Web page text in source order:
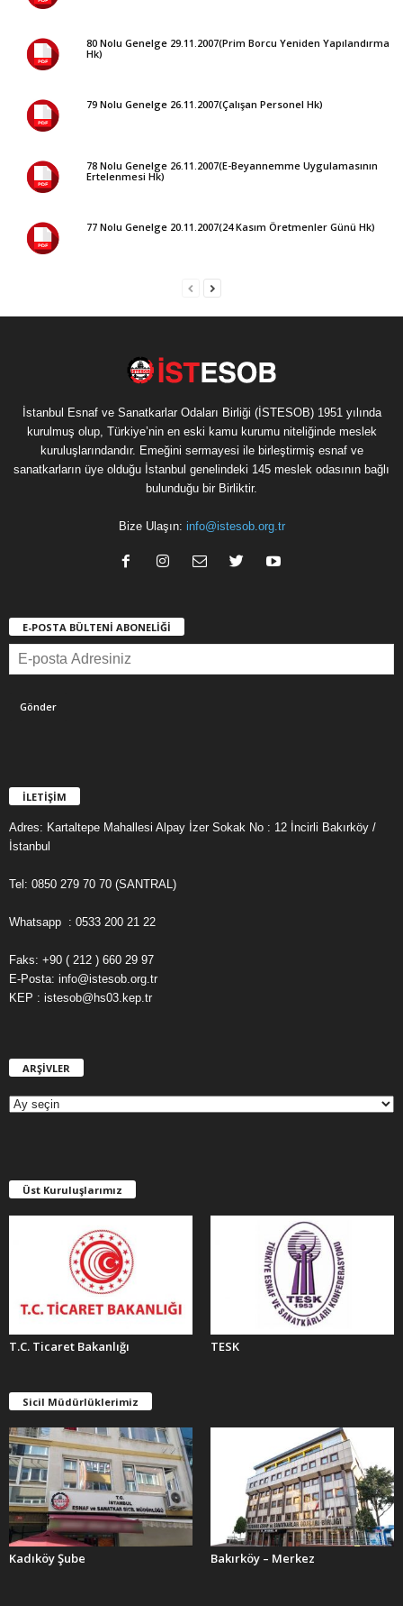
80 Nolu Genelge 29.11.2007(Prim Borcu Yeniden Yapılandırma
Hk)
79 Nolu Genelge 26.11.2007(Çalışan Personel Hk)
78 Nolu Genelge 26.11.2007(E-Beyannemme Uygulamasının
Ertelenmesi Hk)
77 Nolu Genelge 20.11.2007(24 Kasım Öretmenler Günü Hk)
İstanbul Esnaf ve Sanatkarlar Odaları Birliği (İSTESOB) 1951 yılında
kurulmuş olup, Türkiye’nin en eski kamu kurumu niteliğinde meslek
kuruluşlarındandır. Emeğini sermayesi ile birleştirmiş esnaf ve
sanatkarların üye olduğu İstanbul genelindeki 145 meslek odasının bağlı
bulunduğu bir Birliktir.
Bize Ulaşın: info@istesob.org.tr
E-POSTA BÜLTENİ ABONELİĞİ
İLETİŞİM
Adres: Kartaltepe Mahallesi Alpay İzer Sokak No : 12 İncirli Bakırköy /
İstanbul
Tel: 0850 279 70 70 (SANTRAL)
Whatsapp : 0533 200 21 22
Faks: +90 ( 212 ) 660 29 97
E-Posta: info@istesob.org.tr
KEP : istesob@hs03.kep.tr
ARŞİVLER
E
R
Üst Kuruluşlarımız
T.C. Ticaret Bakanlığı TESK
Sicil Müdürlüklerimiz
Kadıköy Şube Bakırköy – Merkez